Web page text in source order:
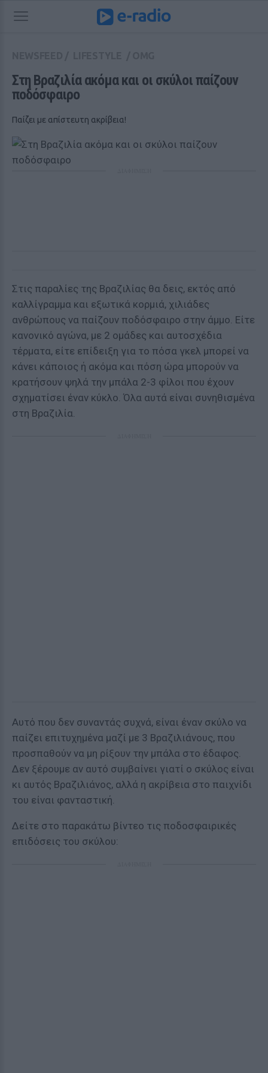
Στη Βραζιλία ακόμα και οι σκύλοι παίζουν
ποδόσφαιρο
Παίζει με απίστευτη ακρίβεια!
Στις παραλίες της Βραζιλίας θα δεις, εκτός από
καλλίγραμμα και εξωτικά κορμιά, χιλιάδες
ανθρώπους να παίζουν ποδόσφαιρο στην άμμο. Είτε
κανονικό αγώνα, με 2 ομάδες και αυτοσχέδια
τέρματα, είτε επίδειξη για το πόσα γκελ μπορεί να
κάνει κάποιος ή ακόμα και πόση ώρα μπορούν να
κρατήσουν ψηλά την μπάλα 2-3 φίλοι που έχουν
σχηματίσει έναν κύκλο. Όλα αυτά είναι συνηθισμένα
στη Βραζιλία.
Αυτό που δεν συναντάς συχνά, είναι έναν σκύλο να
παίζει επιτυχημένα μαζί με 3 Βραζιλιάνους, που
προσπαθούν να μη ρίξουν την μπάλα στο έδαφος.
Δεν ξέρουμε αν αυτό συμβαίνει γιατί ο σκύλος είναι
κι αυτός Βραζιλιάνος, αλλά η ακρίβεια στο παιχνίδι
του είναι φανταστική.
Δείτε στο παρακάτω βίντεο τις ποδοσφαιρικές
επιδόσεις του σκύλου: